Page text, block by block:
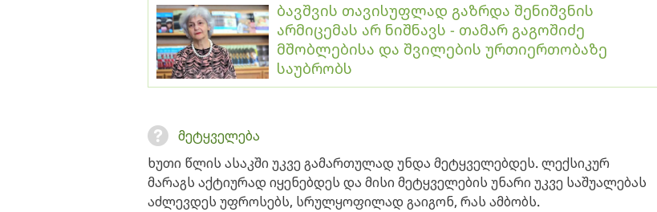
ბავშვის თავისუფლად გაზრდა შენიშვნის
არმიცემას არ ნიშნავს - თამარ გაგოშიძე
მშობლებისა და შვილების ურთიერთობაზე
საუბრობს
მეტყველება
ხუთი წლის ასაკში უკვე გამართულად უნდა მეტყველებდეს. ლექსიკურ
მარაგს აქტიურად იყენებდეს და მისი მეტყველების უნარი უკვე საშუალებას
აძლევდეს უფროსებს, სრულყოფილად გაიგონ, რას ამბობს.